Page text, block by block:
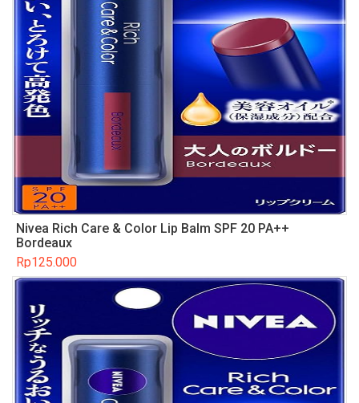
Nivea Rich Care & Color Lip Balm SPF 20 PA++
Bordeaux
Rp125.000